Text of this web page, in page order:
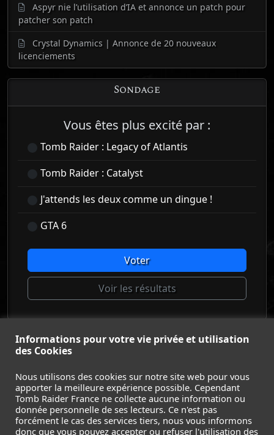
Aspyr nie l’utilisation d’IA et annonce un patch pour
patcher son patch
Crystal Dynamics | Annonce de 20 nouveaux
licenciements
Sondage
Vous êtes plus excité par :
Tomb Raider : Legacy of Atlantis
Tomb Raider : Catalyst
J'attends les deux comme un dingue !
GTA 6
Voter
Voir les résultats
Informations pour votre vie privée et utilisation
des Cookies
Nous utilisons des cookies sur notre site web pour vous
apporter la meilleure expérience possible. Cependant
Tomb Raider France ne collecte aucune information ou
donnée personnelle de ses lecteurs. Ce n'est pas
forcément le cas des services tiers, nous vous informons
donc que vous pouvez accepter ou refuser l'utilisation des
© Tomb Raider France 2008 - 2026
Lara Croft et Tomb Raider sont des marques déposées
Square Enix Ltd.
ACCUEIL- TOMB RAIDER- LEGACY OF ATLANTIS
CATALYST - LARA CROFT- FILMS - CONTACT-
MENTIONS LÉGALES / CGU-